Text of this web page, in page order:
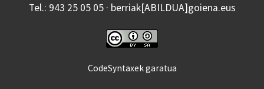
Tel.: 943 25 05 05 · berriak[ABILDUA]goiena.eus
CodeSyntaxek garatua